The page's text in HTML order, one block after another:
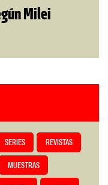
Milei
SERIES REVISTAS
MUESTRAS